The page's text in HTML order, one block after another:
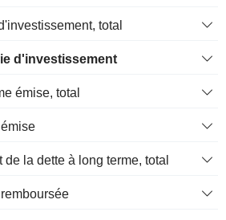
total
d'investissement
émise, total
de la dette à long terme, total